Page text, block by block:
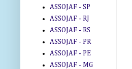
ASSOJAF - SP
ASSOJAF - RJ
ASSOJAF - RS
ASSOJAF - PR
ASSOJAF - PE
ASSOJAF - MG